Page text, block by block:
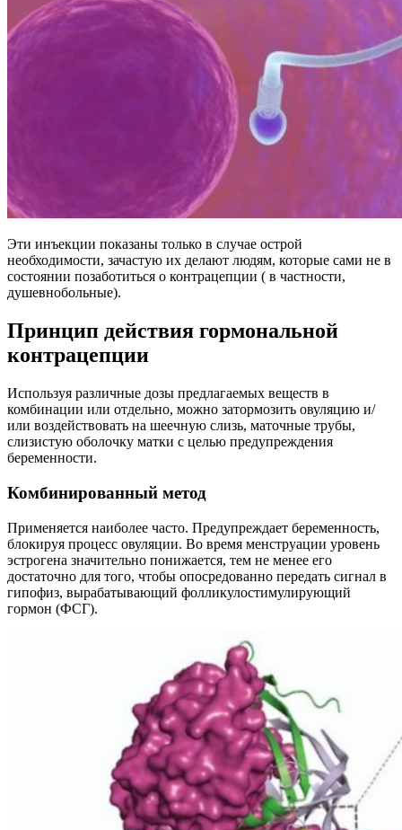
Эти инъекции показаны только в случае острой
необходимости, зачастую их делают людям, которые сами не в
состоянии позаботиться о контрацепции ( в частности,
душевнобольные).
Принцип действия гормональной
контрацепции
Используя различные дозы предлагаемых веществ в
комбинации или отдельно, можно затормозить овуляцию и/
или воздействовать на шеечную слизь, маточные трубы,
слизистую оболочку матки с целью предупреждения
беременности.
Комбинированный метод
Применяется наиболее часто. Предупреждает беременность,
блокируя процесс овуляции. Во время менструации уровень
эстрогена значительно понижается, тем не менее его
достаточно для того, чтобы опосредованно передать сигнал в
гипофиз, вырабатывающий фолликулостимулирующий
гормон (ФСГ).